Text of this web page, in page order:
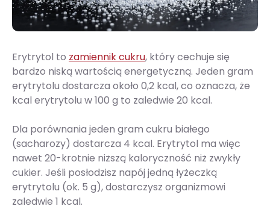
Erytrytol to zamiennik cukru, który cechuje się
bardzo niską wartością energetyczną. Jeden gram
erytrytolu dostarcza około 0,2 kcal, co oznacza, że
kcal erytrytolu w 100 g to zaledwie 20 kcal.
Dla porównania jeden gram cukru białego
(sacharozy) dostarcza 4 kcal. Erytrytol ma więc
nawet 20-krotnie niższą kaloryczność niż zwykły
cukier. Jeśli posłodzisz napój jedną łyżeczką
erytrytolu (ok. 5 g), dostarczysz organizmowi
zaledwie 1 kcal.